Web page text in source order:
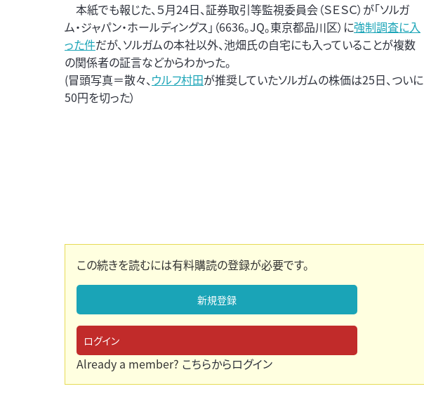
本紙でも報じた、５月24日、証券取引等監視委員会（ＳＥＳＣ）が「ソルガ
ム・ジャパン・ホールディングス」（6636。JQ。東京都品川区）に強制調査に入
った件だが、ソルガムの本社以外、池畑氏の自宅にも入っていることが複数
の関係者の証言などからわかった。
(冒頭写真＝散々、ウルフ村田が推奨していたソルガムの株価は25日、ついに
50円を切った）
この続きを読むには有料購読の登録が必要です。
新規登録
ログイン
Already a member? こちらからログイン